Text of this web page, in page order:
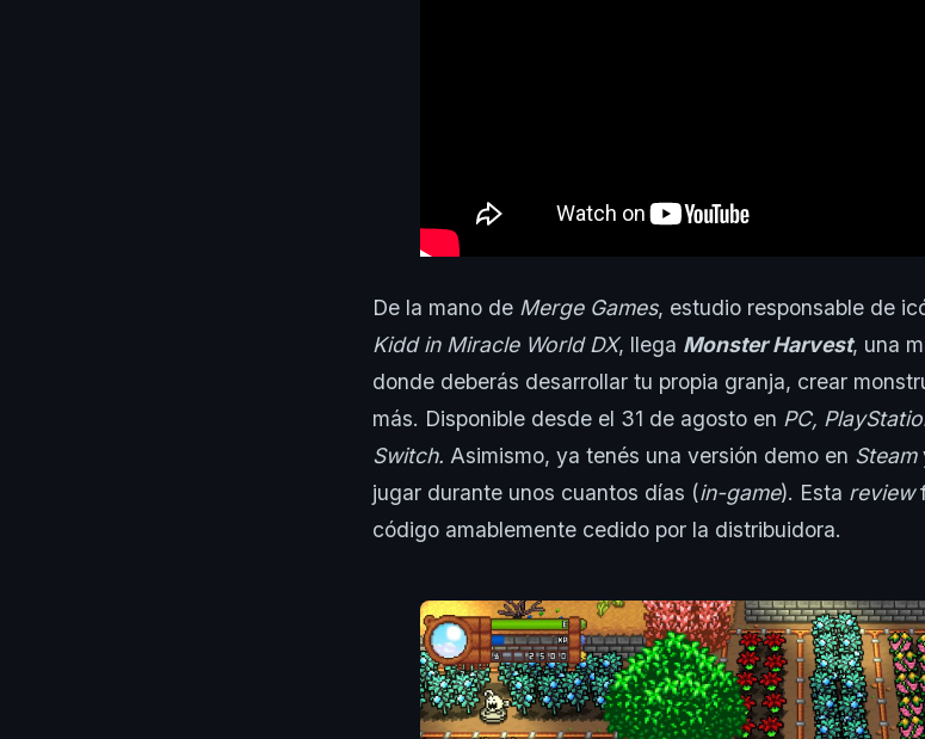
De la mano de Merge Games, estudio responsable de
Kidd in Miracle World DX, llega Monster Harvest, una
donde deberás desarrollar tu propia granja, crear
más. Disponible desde el 31 de agosto en PC,
Switch. Asimismo, ya tenés una versión demo en Steam
jugar durante unos cuantos días (in-game). Esta review
código amablemente cedido por la distribuidora.